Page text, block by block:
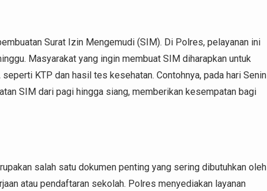
Surat Izin Mengemudi (SIM). Di Polres, pelayanan ini
Masyarakat yang ingin membuat SIM diharapkan untuk
KTP dan hasil tes kesehatan. Contohnya, pada hari Senin
SIM dari pagi hingga siang, memberikan kesempatan bagi
salah satu dokumen penting yang sering dibutuhkan oleh
atau pendaftaran sekolah. Polres menyediakan layanan